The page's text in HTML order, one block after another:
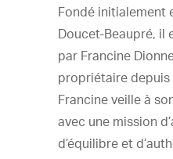
Fondé initialement
Doucet-Beaupré,
par Francine
propriétaire
Francine veille à
avec une mission
d’équilibre et